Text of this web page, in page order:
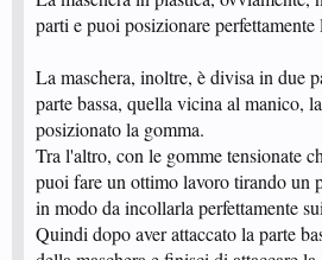
parti e puoi posizionare perfettamente
La maschera, inoltre, è divisa in due
parte bassa, quella vicina al manico,
posizionato la gomma.
Tra l'altro, con le gomme tensionate
puoi fare un ottimo lavoro tirando un
in modo da incollarla perfettamente
Quindi dopo aver attaccato la parte